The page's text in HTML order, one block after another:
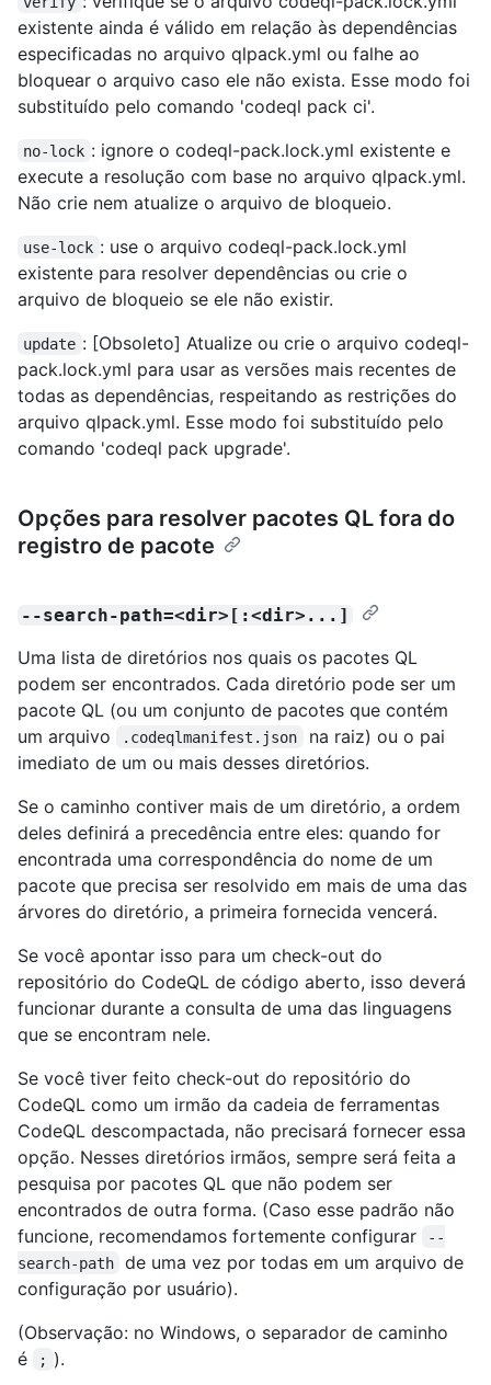
existente ainda é válido em relação às dependências
especificadas no arquivo qlpack.yml ou falhe ao
bloquear o arquivo caso ele não exista. Esse modo foi
substituído pelo comando 'codeql pack ci'.
no-lock : ignore o codeql-pack.lock.yml existente e
execute a resolução com base no arquivo qlpack.yml.
Não crie nem atualize o arquivo de bloqueio.
use-lock : use o arquivo codeql-pack.lock.yml
existente para resolver dependências ou crie o
arquivo de bloqueio se ele não existir.
update : [Obsoleto] Atualize ou crie o arquivo codeql-
pack.lock.yml para usar as versões mais recentes de
todas as dependências, respeitando as restrições do
arquivo qlpack.yml. Esse modo foi substituído pelo
comando 'codeql pack upgrade'.
Opções para resolver pacotes QL fora do
registro de pacote
--search-path=<dir>[:<dir>...]
Uma lista de diretórios nos quais os pacotes QL
podem ser encontrados. Cada diretório pode ser um
pacote QL (ou um conjunto de pacotes que contém
um arquivo
.codeqlmanifest.json
na raiz) ou o pai
imediato de um ou mais desses diretórios.
Se o caminho contiver mais de um diretório, a ordem
deles definirá a precedência entre eles: quando for
encontrada uma correspondência do nome de um
pacote que precisa ser resolvido em mais de uma das
árvores do diretório, a primeira fornecida vencerá.
Se você apontar isso para um check-out do
repositório do CodeQL de código aberto, isso deverá
funcionar durante a consulta de uma das linguagens
que se encontram nele.
Se você tiver feito check-out do repositório do
CodeQL como um irmão da cadeia de ferramentas
CodeQL descompactada, não precisará fornecer essa
opção. Nesses diretórios irmãos, sempre será feita a
pesquisa por pacotes QL que não podem ser
encontrados de outra forma. (Caso esse padrão não
funcione, recomendamos fortemente configurar
--
search-path
de uma vez por todas em um arquivo de
configuração por usuário).
(Observação: no Windows, o separador de caminho
é
; ).